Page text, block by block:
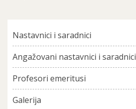
Nastavnici i saradnici
Angažovani nastavnici i saradnici
Profesori emeritusi
Galerija